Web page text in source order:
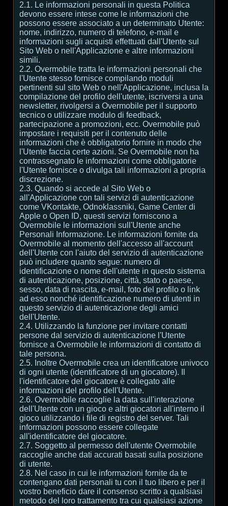
2.1. Le informazioni personali in questa Politica
devono essere intese come le informazioni che
possono essere associato a un determinato Utente:
nome, indirizzo, numero di telefono, e-mail e
informazioni sugli acquisti effettuati dall'Utente sul
Sito Web o nell'Applicazione e altre informazioni
simili.
2.2. Overmobile tratta le informazioni personali che
l'Utente stesso fornisce compilando moduli
pertinenti sul sito Web o nell'Applicazione, inclusa la
compilazione del profilo dell'utente, iscriversi a una
newsletter, rivolgersi a Overmobile per il supporto
tecnico o utilizzare modulo di feedback,
partecipazione a promozioni, ecc. Overmobile può
impostare i requisiti per il contenuto delle
informazioni che è obbligatorio fornire in modo che
l'Utente faccia certe azioni. Se Overmobile non ha
contrassegnato le informazioni come obbligatorie
l'Utente fornisce o divulga tali informazioni a propria
discrezione.
2.3. Quando si accede al Sito Web o
all'Applicazione con tali servizi di autenticazione
come VKontakte, Odnoklassniki, Game Center di
Apple o Open ID, questi servizi forniscono a
Overmobile le informazioni sull'Utente anche
Personali Informazione. Le informazioni fornite da
Overmobile al momento dell'accesso all'account
dell'Utente con l'aiuto del servizio di autenticazione
può includere quanto segue: numero di
identificazione o nome dell'utente in questo sistema
di autenticazione, posizione, città, stato o paese,
sesso, data di nascita, e-mail, foto del profilo o link
ad esso nonché identificazione numero di utenti in
questo servizio di autenticazione degli amici
dell'Utente.
2.4. Utilizzando la funzione per invitare contatti
persone dal servizio di autenticazione l'Utente
fornisce a Overmobile le informazioni di contatto di
tale persona.
2.5. Inoltre Overmobile crea un identificatore univoco
di ogni utente (identificatore di un giocatore). Il
l'identificatore del giocatore è collegato alle
informazioni del profilo dell'Utente.
2.6. Overmobile raccoglie la data sull'interazione
dell'Utente con un gioco e altri giocatori all'interno il
gioco utilizzando i file di registro del server. Tali
informazioni possono essere collegate
all'identificatore del giocatore.
2.7. Soggetto al permesso dell'utente Overmobile
raccoglie anche dati accurati basati sulla posizione
di utente.
2.8. Nel caso in cui le informazioni fornite da te
contengano dati personali tu con il tuo libero e per il
vostro beneficio dare il consenso scritto a qualsiasi
metodo del loro trattamento tra cui qualsiasi azione